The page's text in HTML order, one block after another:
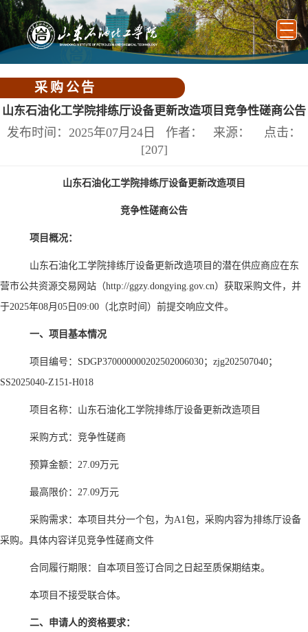
采购公告
山东石油化工学院排练厅设备更新改造项目竞争性磋商公告
发布时间：2025年07月24日 作者： 来源： 点击：
[207]
山东石油化工学院排练厅设备更新改造项目
竞争性磋商公告
项目概况：
山东石油化工学院排练厅设备更新改造项目 的潜在供应商应在东
营市公共资源交易网站（http://ggzy.dongying.gov.cn）获取采购文件，并
于2025年08月05 日 09:00（北京时间）前提交响应文件。
一、项目基本情况
项目编号： SDGP370000000202502006030；zjg202507040；
SS2025040-Z151-H018
项目名称：山东石油化工学院排练厅设备更新改造项目
采购方式：竞争性磋商
预算金额： 27.09万元
最高限价： 27.09万元
采购需求：本项目共分一个包，为A1包，采购内容为排练厅设备
采购。具体内容详见竞争性磋商文件
合同履行期限：自本项目签订合同之日起至质保期结束。
本项目不接受联合体。
二、申请人的资格要求：